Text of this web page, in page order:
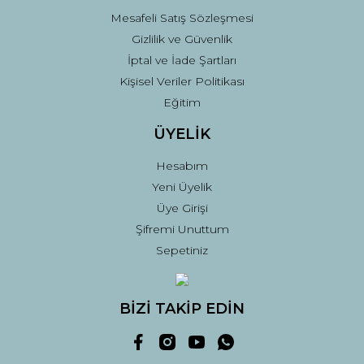
Mesafeli Satış Sözleşmesi
Gizlilik ve Güvenlik
İptal ve İade Şartları
Kişisel Veriler Politikası
Eğitim
ÜYELİK
Hesabım
Yeni Üyelik
Üye Girişi
Şifremi Unuttum
Sepetiniz
BİZİ TAKİP EDİN